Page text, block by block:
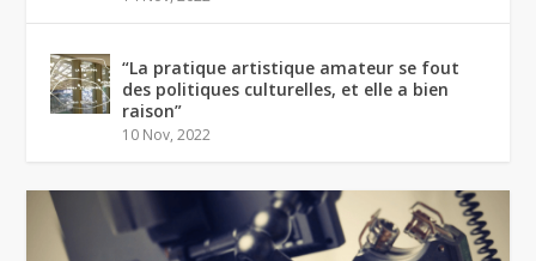
“La pratique artistique amateur se fout
des politiques culturelles, et elle a bien
raison”
10 Nov, 2022